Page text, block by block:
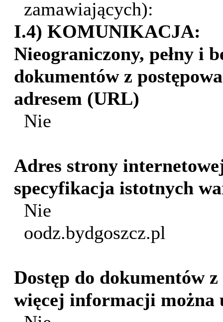
zamawiających):
I.4) KOMUNIKACJA:
Nieograniczony, pełny i
dokumentów z
adresem (URL)
Nie
Adres strony
specyfikacja istotnych
Nie
oodz.bydgoszcz.pl
Dostęp do dokumentów
więcej informacji można